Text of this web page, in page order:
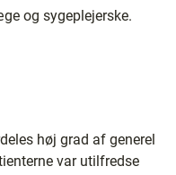
og sygeplejerske.
høj grad af generel
var utilfredse